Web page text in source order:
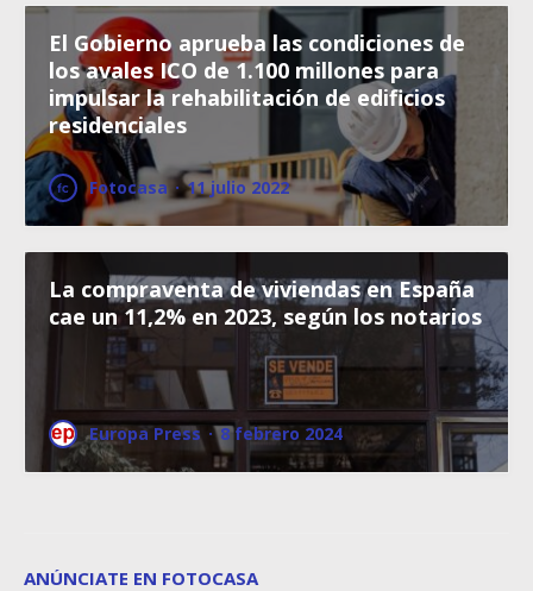
El Gobierno aprueba las condiciones de
los avales ICO de 1.100 millones para
impulsar la rehabilitación de edificios
residenciales
Fotocasa · 11 julio 2022
La compraventa de viviendas en España
cae un 11,2% en 2023, según los notarios
Europa Press · 8 febrero 2024
ANÚNCIATE EN FOTOCASA